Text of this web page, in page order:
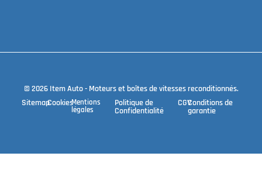
© 2026 Item Auto - Moteurs et boîtes de vitesses reconditionnés.
SitemapCookiesMentions
légales
Politique de
Confidentialité
CGVConditions de
garantie